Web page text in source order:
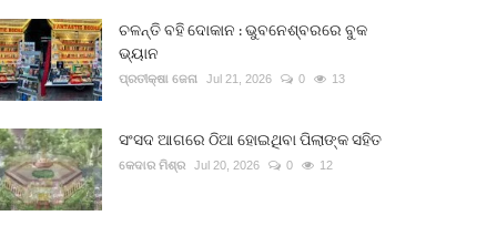
ଚଳନ୍ତି ବହି ଦୋକାନ : ଭୁବନେଶ୍ବରରେ ବୁକ
ଭ୍ୟାନ
ପ୍ରତୀକ୍ଷା ଜେନା Jul 21, 2026 0 13
ସଂସଦ ଆଗରେ ଠିଆ ହୋଇଥିବା ପିଲାଙ୍କ ସହିତ
କେଦାର ମିଶ୍ର Jul 20, 2026 0 12